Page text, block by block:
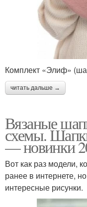
Комплект «Элиф»
читать дальше →
Вязаные
схемы.
— новинки
Вот как раз модели,
ранее в интернете,
интересные рисунки.